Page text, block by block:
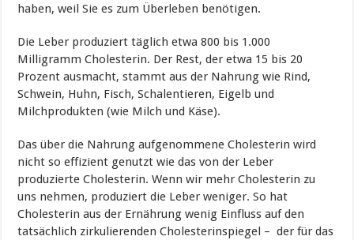
haben, weil Sie es zum Überleben benötigen.
Die Leber produziert täglich etwa 800 bis 1.000
Milligramm Cholesterin. Der Rest, der etwa 15 bis 20
Prozent ausmacht, stammt aus der Nahrung wie Rind,
Schwein, Huhn, Fisch, Schalentieren, Eigelb und
Milchprodukten (wie Milch und Käse).
Das über die Nahrung aufgenommene Cholesterin wird
nicht so effizient genutzt wie das von der Leber
produzierte Cholesterin. Wenn wir mehr Cholesterin zu
uns nehmen, produziert die Leber weniger. So hat
Cholesterin aus der Ernährung wenig Einfluss auf den
tatsächlich zirkulierenden Cholesterinspiegel – der für das